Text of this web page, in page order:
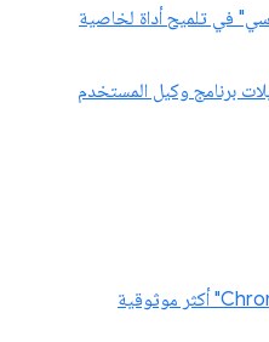
في تلميح أداة لخاصية
برنامج وكيل المستخدم
"أدوات مطوّري البرامج في Chrome" أكثر موثوقية